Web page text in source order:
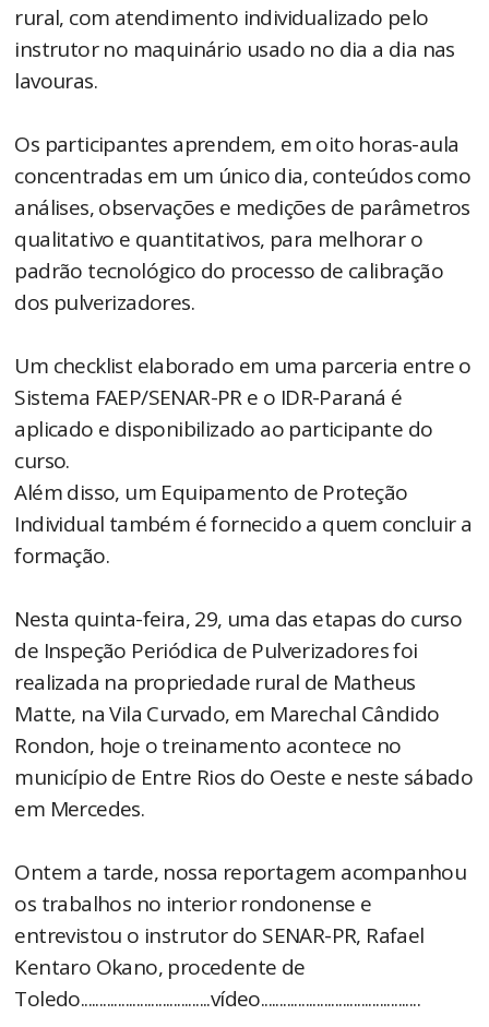
rural, com atendimento individualizado pelo
instrutor no maquinário usado no dia a dia nas
lavouras.
Os participantes aprendem, em oito horas-aula
concentradas em um único dia, conteúdos como
análises, observações e medições de parâmetros
qualitativo e quantitativos, para melhorar o
padrão tecnológico do processo de calibração
dos pulverizadores.
Um checklist elaborado em uma parceria entre o
Sistema FAEP/SENAR-PR e o IDR-Paraná é
aplicado e disponibilizado ao participante do
curso.
Além disso, um Equipamento de Proteção
Individual também é fornecido a quem concluir a
formação.
Nesta quinta-feira, 29, uma das etapas do curso
de Inspeção Periódica de Pulverizadores foi
realizada na propriedade rural de Matheus
Matte, na Vila Curvado, em Marechal Cândido
Rondon, hoje o treinamento acontece no
município de Entre Rios do Oeste e neste sábado
em Mercedes.
Ontem a tarde, nossa reportagem acompanhou
os trabalhos no interior rondonense e
entrevistou o instrutor do SENAR-PR, Rafael
Kentaro Okano, procedente de
Toledo...................................vídeo...........................................